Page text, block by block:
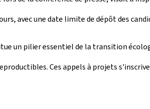
avec une date limite de dépôt des
un pilier essentiel de la transition
Ces appels à projets